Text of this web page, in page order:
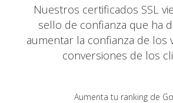
Nuestros certificados SSL
sello de confianza que ha
aumentar la confianza de los
conversiones de los
Aumenta tu ranking de